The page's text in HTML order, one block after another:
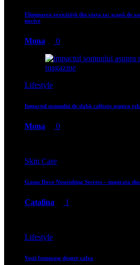
Eliminarea toxicității din viața ta: scapă de
nocive
Mona 0
Lifestyle
Impactul somnului de slabă calitate asupra
Mona 0
Skin Care
Gama Dove Nourishing Secrets – inspirata
Catalina 1
Lifestyle
Vesti frumoase despre cafea